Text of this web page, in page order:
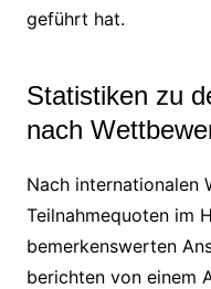
geführt hat.
Statistiken zu
nach
Nach internationalen
Teilnahmequoten im
bemerkenswerten
berichten von einem